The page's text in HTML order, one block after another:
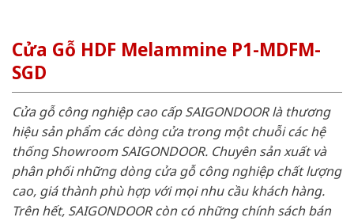
Cửa Gỗ HDF Melammine P1-MDFM-
SGD
Cửa gỗ công nghiệp cao cấp SAIGONDOOR là thương
hiệu sản phẩm các dòng cửa trong một chuỗi các hệ
thống Showroom SAIGONDOOR. Chuyên sản xuất và
phân phối những dòng cửa gỗ công nghiệp chất lượng
cao, giá thành phù hợp với mọi nhu cầu khách hàng.
Trên hết, SAIGONDOOR còn có những chính sách bán